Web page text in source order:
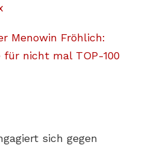
Menowin Fröhlich:
nicht mal TOP-100
sich gegen